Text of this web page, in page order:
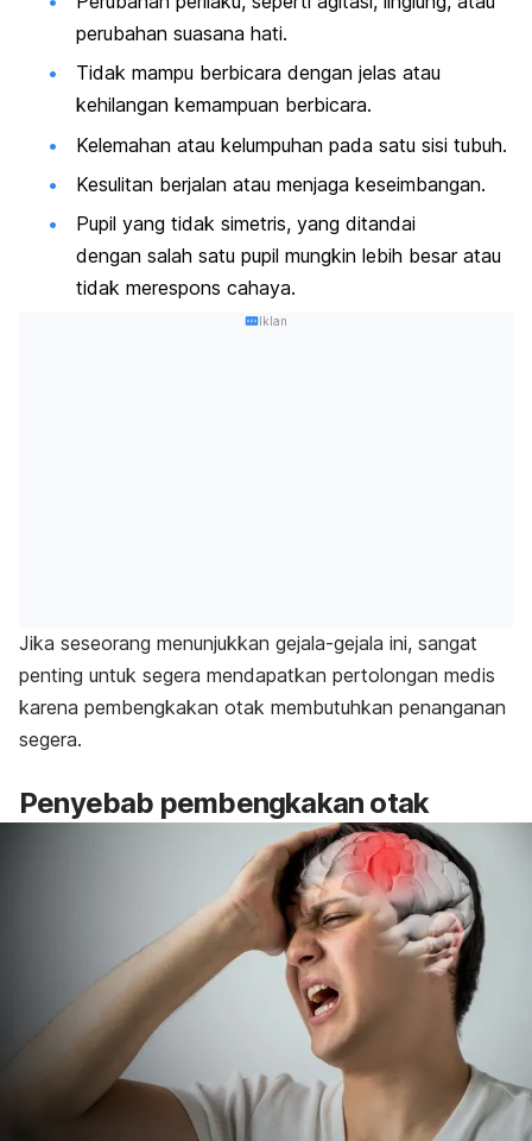
perubahan suasana hati.
Tidak mampu berbicara dengan jelas atau
kehilangan kemampuan berbicara.
Kelemahan atau kelumpuhan pada satu sisi tubuh.
Kesulitan berjalan atau menjaga keseimbangan.
Pupil yang tidak simetris, yang ditandai
dengan salah satu pupil mungkin lebih besar atau
tidak merespons cahaya.
Iklan
Jika seseorang menunjukkan gejala-gejala ini, sangat
penting untuk segera mendapatkan pertolongan medis
karena pembengkakan otak membutuhkan penanganan
segera.
Penyebab pembengkakan otak